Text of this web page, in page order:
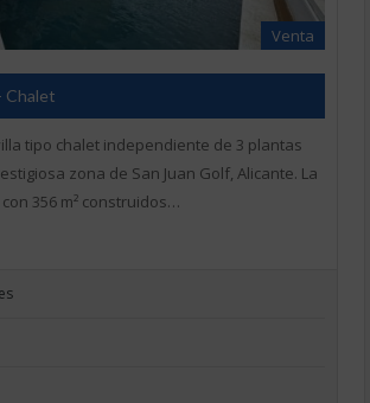
Venta
Chalet
tipo chalet independiente de 3 plantas
zona de San Juan Golf, Alicante. La
356 m² construidos…